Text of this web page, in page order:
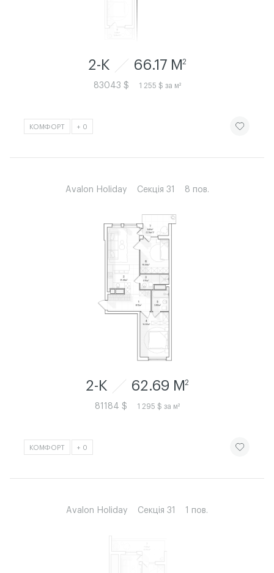
2-К 66.17 M 2
83043 $ 1 255 $ за м²
КОМФОРТ + 0 ЧИТАТИ
Avalon Holiday Секція 31 8 пов.
2-К 62.69 M 2
81184 $ 1 295 $ за м²
КОМФОРТ + 0 ЧИТАТИ
Avalon Holiday Секція 31 1 пов.